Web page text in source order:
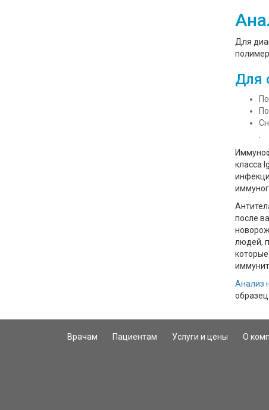
Для
Для
класса
после
людей,
Анализ
образец
Врачам
Пациентам Услуги и цены О